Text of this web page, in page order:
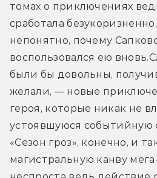
томах о приключениях
сработала
непонятно, почему
воспользовался ею вновь.
были бы довольны,
желали, — новые
героя, которые никак не
устоявшуюся событийную
«Сезон гроз», конечно, и
магистральную канву